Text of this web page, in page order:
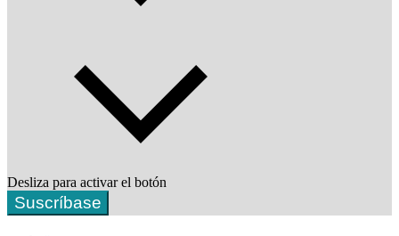
Desliza para activar el botón
Suscríbase